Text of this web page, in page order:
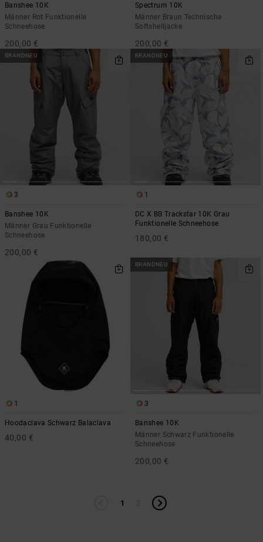
Banshee 10K
Männer Rot Funktionelle
Schneehose
200,00 €
Spectrum 10K
Männer Braun Technische
Softshelljacke
200,00 €
BRANDNEU
3
Banshee 10K
Männer Grau Funktionelle
Schneehose
200,00 €
BRANDNEU
1
DC X BB Trackstar 10K Grau
Funktionelle Schneehose
180,00 €
1
Hoodaclava Schwarz Balaclava
40,00 €
BRANDNEU
3
Banshee 10K
Männer Schwarz Funktionelle
Schneehose
200,00 €
1